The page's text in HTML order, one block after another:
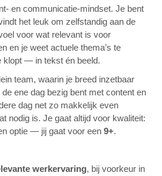
en communicatie-mindset. Je bent
het leuk om zelfstandig aan de
voor wat relevant is voor
en je weet actuele thema’s te
klopt — in tekst én beeld.
team, waarin je breed inzetbaar
ene dag bezig bent met content en
dag net zo makkelijk even
nodig is. Je gaat altijd voor kwaliteit:
optie — jij gaat voor een 9+.
werkervaring, bij voorkeur in